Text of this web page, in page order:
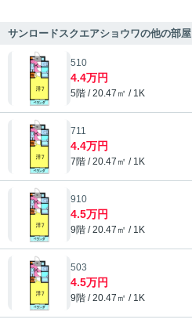
サンロードスクエアショウワの他の部屋
510
4.4万円
5階 / 20.47㎡ / 1K
711
4.4万円
7階 / 20.47㎡ / 1K
910
4.5万円
9階 / 20.47㎡ / 1K
503
4.5万円
9階 / 20.47㎡ / 1K